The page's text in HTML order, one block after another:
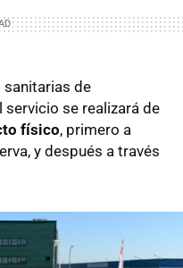
sanitarias de
se realizará de
físico, primero a
y después a través